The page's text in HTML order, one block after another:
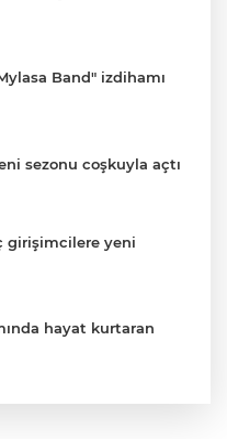
Band" izdihamı
sezonu coşkuyla açtı
girişimcilere yeni
hayat kurtaran